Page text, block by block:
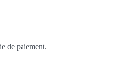
de paiement.